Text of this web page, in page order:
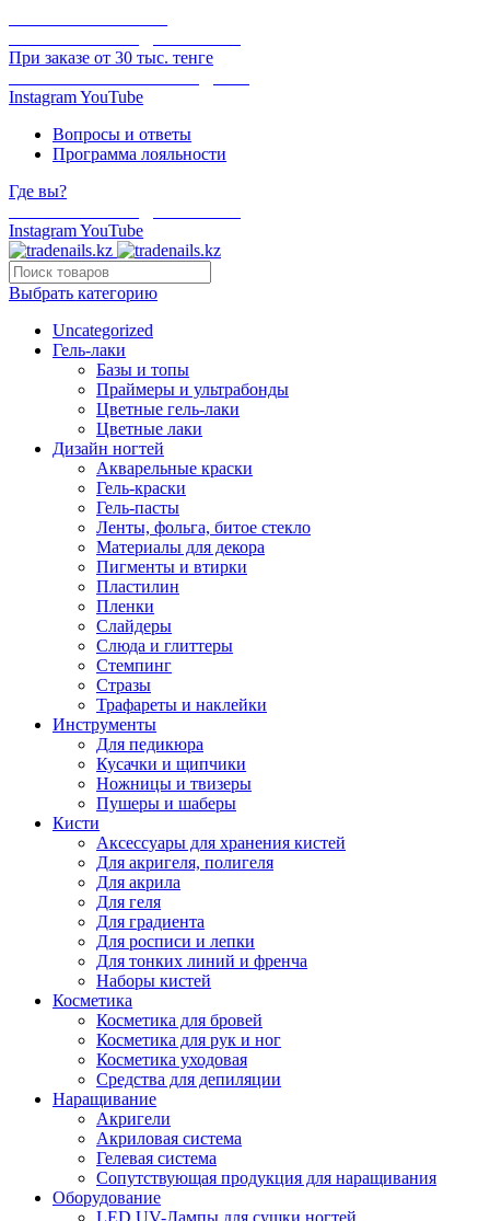
При заказе от 30 тыс. тенге
InstagramYouTube
Вопросы и ответы
Программа лояльности
Где вы?
InstagramYouTube
Выбрать категорию
Uncategorized
Гель-лаки
Базы и топы
Праймеры и ультрабонды
Цветные гель-лаки
Цветные лаки
Дизайн ногтей
Акварельные краски
Гель-краски
Гель-пасты
Ленты, фольга, битое стекло
Материалы для декора
Пигменты и втирки
Пластилин
Пленки
Слайдеры
Слюда и глиттеры
Стемпинг
Стразы
Трафареты и наклейки
Инструменты
Для педикюра
Кусачки и щипчики
Ножницы и твизеры
Пушеры и шаберы
Кисти
Аксессуары для хранения кистей
Для акригеля, полигеля
Для акрила
Для геля
Для градиента
Для росписи и лепки
Для тонких линий и френча
Наборы кистей
Косметика
Косметика для бровей
Косметика для рук и ног
Косметика уходовая
Средства для депиляции
Наращивание
Акригели
Акриловая система
Гелевая система
Сопутствующая продукция для наращивания
Оборудование
LED UV-Лампы для сушки ногтей